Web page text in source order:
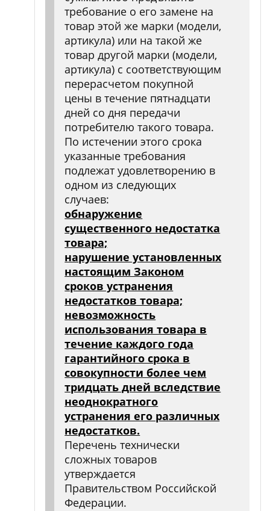
требование о его замене на
товар этой же марки (модели,
артикула) или на такой же
товар другой марки (модели,
артикула) с соответствующим
перерасчетом покупной
цены в течение пятнадцати
дней со дня передачи
потребителю такого товара.
По истечении этого срока
указанные требования
подлежат удовлетворению в
одном из следующих
случаев:
обнаружение
существенного недостатка
товара;
нарушение установленных
настоящим Законом
сроков устранения
недостатков товара;
невозможность
использования товара в
течение каждого года
гарантийного срока в
совокупности более чем
тридцать дней вследствие
неоднократного
устранения его различных
недостатков.
Перечень технически
сложных товаров
утверждается
Правительством Российской
Федерации.